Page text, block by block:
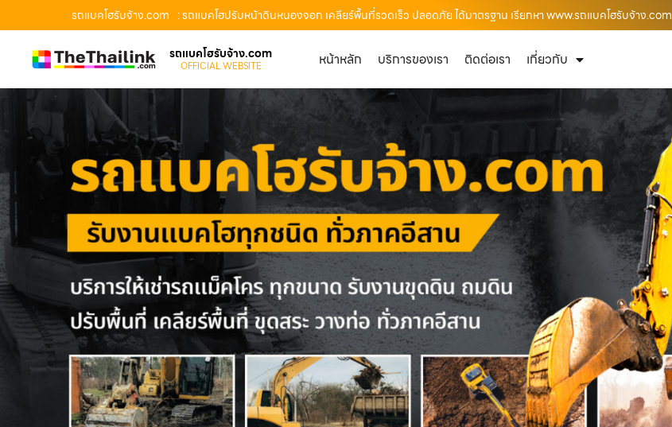
รถแบคโฮรับจ้าง.com : รถแบคโฮปรับหน้าดินหนองจอก เคลียร์พื้นที่รวดเร็ว ปลอดภัย ได้มาตรฐาน เรียกหา www.รถแบคโฮรับจ้าง.com
รถแบคโฮรับจ้าง.com
OFFICIAL WEBSITE หน้าหลัก บริการของเรา ติดต่อเรา เกี่ยวกับ